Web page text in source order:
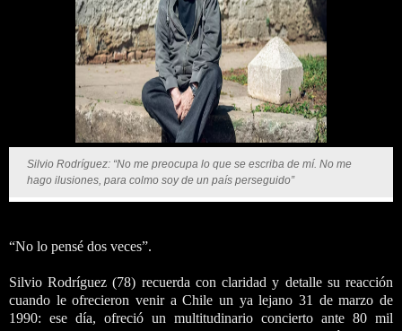
Silvio Rodríguez: “No me preocupa lo que se escriba de mí. No me
hago ilusiones, para colmo soy de un país perseguido”
“No lo pensé dos veces”.
Silvio Rodríguez (78) recuerda con claridad y detalle su reacción
cuando le ofrecieron venir a Chile un ya lejano 31 de marzo de
1990: ese día, ofreció un multitudinario concierto ante 80 mil